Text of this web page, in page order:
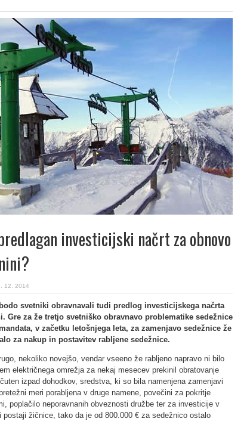
investicijski načrt za obnovo
12. 2014
svetniki obravnavali tudi predlog investicijskega načrta
Gre za že tretjo svetniško obravnavo problematike sedežnice
v začetku letošnjega leta, za zamenjavo sedežnice že
za nakup in postavitev rabljene sedežnice.
nekoliko novejšo, vendar vseeno že rabljeno napravo ni bilo
električnega omrežja za nekaj mesecev prekinil obratovanje
izpad dohodkov, sredstva, ki so bila namenjena zamenjavi
meri porabljena v druge namene, povečini za pokritje
poplačilo neporavnanih obveznosti družbe ter za investicije v
žičnice, tako da je od 800.000 € za sedežnico ostalo